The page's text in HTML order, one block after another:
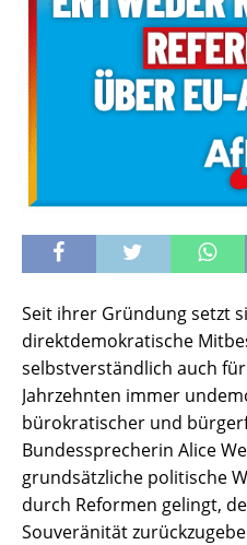
Seit ihrer Gründung setzt
direktdemokratische
selbstverständlich auch
Jahrzehnten immer
bürokratischer und
Bundessprecherin Alice
grundsätzliche politische
durch Reformen gelingt,
Souveränität